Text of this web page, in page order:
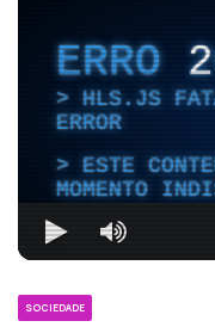
ERRO
HLS.JS
ERROR
ESTE
MOMENTO
SOCIEDADE